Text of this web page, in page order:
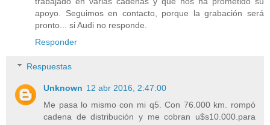
apoyo. Seguimos en contacto, porque la grabación será
pronto... si Audi no responde.
Responder
Respuestas
Unknown 12 abr 2016, 2:47:00
Me pasa lo mismo con mi q5. Con 76.000 km. rompó
cadena de distribución y me cobran u$s10.000.para